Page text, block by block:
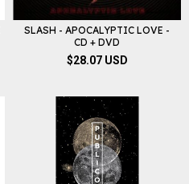
SLASH - APOCALYPTIC LOVE -
CD + DVD
$28.07 USD